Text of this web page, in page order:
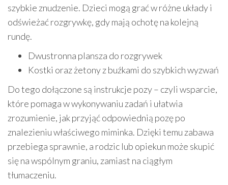
szybkie znudzenie. Dzieci mogą grać w różne układy i
odświeżać rozgrywkę, gdy mają ochotę na kolejną
rundę.
Dwustronna plansza do rozgrywek
Kostki oraz żetony z buźkami do szybkich wyzwań
Do tego dołączone są instrukcje pozy – czyli wsparcie,
które pomaga w wykonywaniu zadań i ułatwia
zrozumienie, jak przyjąć odpowiednią pozę po
znalezieniu właściwego miminka. Dzięki temu zabawa
przebiega sprawnie, a rodzic lub opiekun może skupić
się na wspólnym graniu, zamiast na ciągłym
tłumaczeniu.